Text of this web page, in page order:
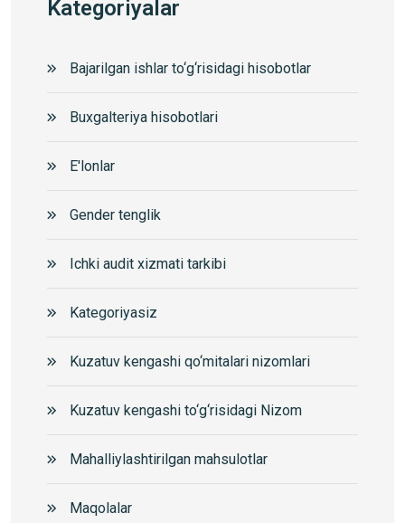
Kategoriyalar
Bajarilgan ishlar to‘g‘risidagi hisobotlar
Buxgalteriya hisobotlari
E'lonlar
Gender tenglik
Ichki audit xizmati tarkibi
Kategoriyasiz
Kuzatuv kengashi qo‘mitalari nizomlari
Kuzatuv kengashi to‘g‘risidagi Nizom
Mahalliylashtirilgan mahsulotlar
Maqolalar